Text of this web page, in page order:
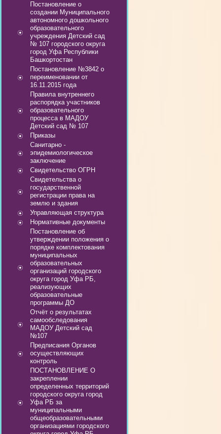
Постановление о
создании Муниципального
автономного дошкольного
образовательного
учреждения Детский сад
№ 107 городского округа
город Уфа Республики
Башкортостан
Постановление №3842 о
переименовании от
16.11.2015 года
Правила внутреннего
распорядка участников
образовательного
процесса в МАДОУ
Детский сад № 107
Приказы
Санитарно -
эпидемиологическое
заключение
Свидетельство ОГРН
Свидетельства о
государственной
регистрации права на
землю и здания
Управляющая структура
Нормативные документы
Постановление об
утверждении положения о
порядке комплектования
муниципальных
образовательных
организаций городского
округа город Уфа РБ,
реализующих
образовательные
программы ДО
Отчёт о результатах
самообследования
МАДОУ Детский сад
№107
Предписания Органов
осуществляющих
контроль
ПОСТАНОВЛЕНИЕ О
закреплении
определенных территорий
городского округа город
Уфа РБ за
муниципальными
общеобразовательными
организациями городского